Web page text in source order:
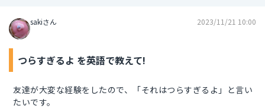
sakiさん 2023/11/21 10:00
つらすぎるよ を英語で教えて!
友達が大変な経験をしたので、「それはつらすぎるよ」と言い
たいです。